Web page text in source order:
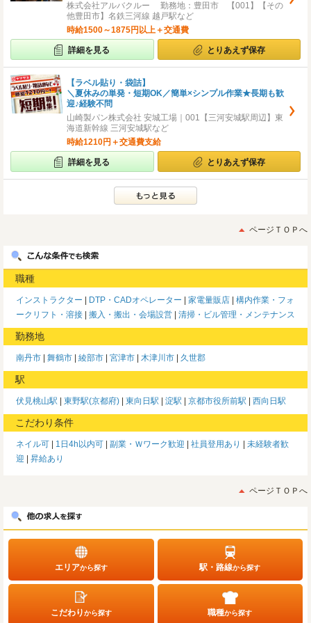
株式会社アルバクルー 勤務地：豊田市 【001】【その
他豊田市】名鉄三河線 越戸駅など
時給1500～1875円以上＋交通費
詳細を見る とりあえず保存
【ラベル貼り・袋詰】
＼夏休みの単発・短期OK／簡単×シンプル作業★長期も歓
迎♪経験不問
山崎製パン株式会社 安城工場｜001【三河安城駅周辺】東
海道新幹線 三河安城駅など
時給1210円＋交通費支給
詳細を見る とりあえず保存
ページＴＯＰへ
職種
インストラクター DTP・CADオペレーター 家電量販店
構内作業・フォ
ークリフト・溶接
搬入・搬出・会場設営 清掃・ビル管理・メンテナンス
勤務地
南丹市 舞鶴市 綾部市 宮津市 木津川市 久世郡
駅
伏見桃山駅 東野駅(京都府) 東向日駅 淀駅 京都市役所前駅 西向日駅
こだわり条件
ネイル可 1日4h以内可 副業・Ｗワーク歓迎 社員登用あり
未経験者歓
迎
昇給あり
ページＴＯＰへ
エリアから探す 駅・路線から探す
こだわりから探す 職種から探す